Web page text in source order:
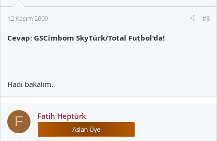
12 Kasım 2009 #8
Cevap: GSCimbom SkyTürk/Total Futbol'da!
Hadi bakalım.
F Fatih Heptürk